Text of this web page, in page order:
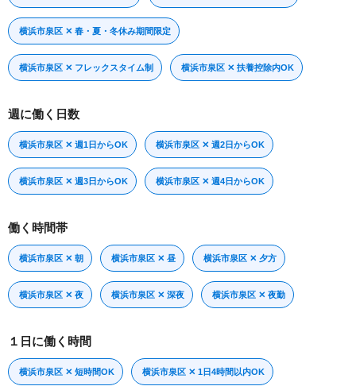
横浜市泉区 ✕ 春・夏・冬休み期間限定
横浜市泉区 ✕ フレックスタイム制 横浜市泉区 ✕ 扶養控除内OK
週に働く日数
横浜市泉区 ✕ 週1日からOK 横浜市泉区 ✕ 週2日からOK
横浜市泉区 ✕ 週3日からOK 横浜市泉区 ✕ 週4日からOK
働く時間帯
横浜市泉区 ✕ 朝 横浜市泉区 ✕ 昼 横浜市泉区 ✕ 夕方
横浜市泉区 ✕ 夜 横浜市泉区 ✕ 深夜 横浜市泉区 ✕ 夜勤
１日に働く時間
横浜市泉区 ✕ 短時間OK 横浜市泉区 ✕ 1日4時間以内OK